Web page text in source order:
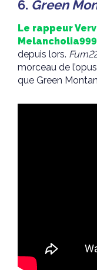
6. Green
Le rappeur
depuis lors.
morceau de
que Green